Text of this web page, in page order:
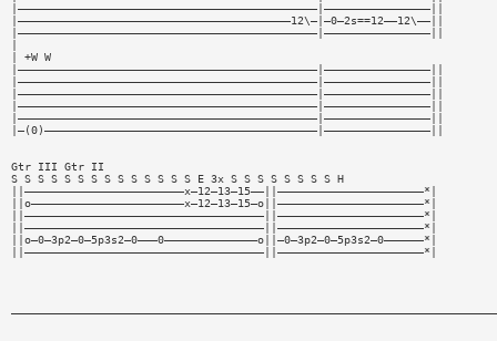
|—————————————————————————————————————————————|————————————————||
|—————————————————————————————————————————12\—|—0—2s==12——12\——||
|—————————————————————————————————————————————|————————————————||
| +W W
|—————————————————————————————————————————————|————————————————||
|—————————————————————————————————————————————|————————————————||
|—————————————————————————————————————————————|————————————————||
|—————————————————————————————————————————————|————————————————||
|—————————————————————————————————————————————|————————————————||
|—(0)—————————————————————————————————————————|————————————————||
Gtr III Gtr II
S S S S S S S S S S S S S S E 3x S S S S S S S S H
||————————————————————————x—12—13—15——||——————————————————————*|
||o———————————————————————x—12—13—15—o||——————————————————————*|
||————————————————————————————————————||——————————————————————*|
||————————————————————————————————————||——————————————————————*|
||o—0—3p2—0—5p3s2—0———0——————————————o||—0—3p2—0—5p3s2—0——————*|
||————————————————————————————————————||——————————————————————*|